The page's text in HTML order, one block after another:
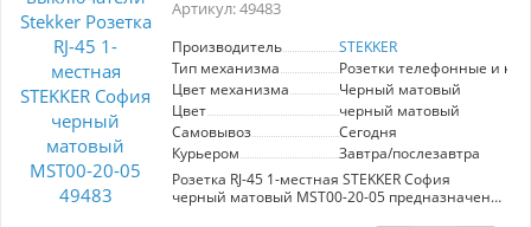
работу.
Розетка станет незаменимым элементом в
домашних и офисных условиях, обеспечивая
удобство подключения электроники и бытовых
приборов.
Артикул: 49483
Производитель
STEKKER
Тип механизма
Розетки телефонные и
Цвет механизма
Черный матовый
Цвет
черный матовый
Самовывоз
Сегодня
Курьером
Завтра/послезавтра
Розетка RJ-45 1-местная STEKKER София
черный матовый MST00-20-05 предназначена